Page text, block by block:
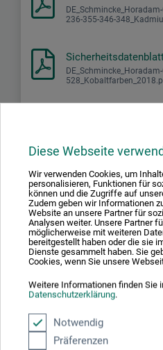
Diese Webseite
Wir verwenden Cookies, um
personalisieren, Funktionen für
können und die Zugriffe auf
Zudem geben wir Informationen
Website an unsere Partner für
Analysen weiter. Unsere Partner
möglicherweise mit weiteren
bereitgestellt haben oder die sie
Dienste gesammelt haben. Sie
Cookies, wenn Sie unsere
Weitere Informationen finden Sie
Datenschutzerklärung.
Notwendig
Präferenzen
236-355-346-
Kundenbewertungen für
Gouache"
Sortierung:
5 Sterne